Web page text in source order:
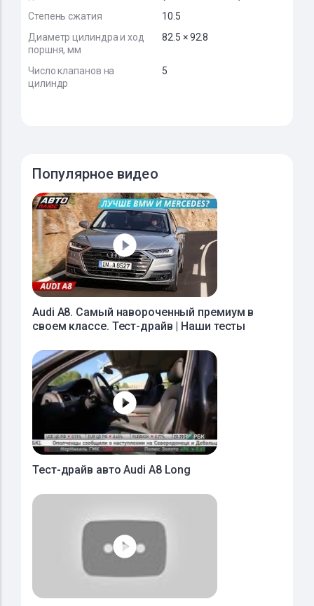
Степень сжатия
10.5
Диаметр цилиндра и ход
поршня, мм
82.5 × 92.8
Число клапанов на
цилиндр
5
Популярное видео
Audi A8. Самый навороченный премиум в
своем классе. Тест-драйв | Наши тесты
Тест-драйв авто Audi A8 Long